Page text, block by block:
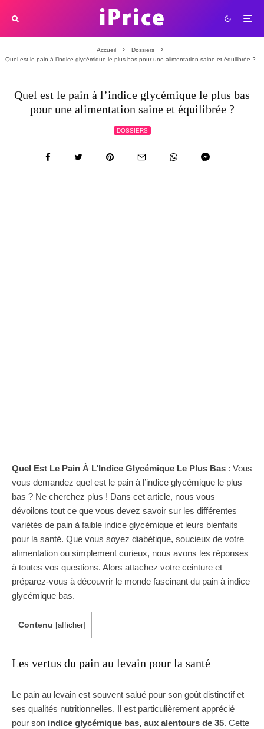
Accueil
Dossiers
Quel est le pain à l’indice glycémique le plus bas pour une alimentation saine et équilibrée ?
Quel est le pain à l’indice glycémique le plus bas
pour une alimentation saine et équilibrée ?
DOSSIERS
Quel Est Le Pain À L’Indice Glycémique Le Plus Bas : Vous
vous demandez quel est le pain à l’indice glycémique le plus
bas ? Ne cherchez plus ! Dans cet article, nous vous
dévoilons tout ce que vous devez savoir sur les différentes
variétés de pain à faible indice glycémique et leurs bienfaits
pour la santé. Que vous soyez diabétique, soucieux de votre
alimentation ou simplement curieux, nous avons les réponses
à toutes vos questions. Alors attachez votre ceinture et
préparez-vous à découvrir le monde fascinant du pain à indice
glycémique bas.
Contenu [afficher]
Les vertus du pain au levain pour la santé
Le pain au levain est souvent salué pour son goût distinctif et
ses qualités nutritionnelles. Il est particulièrement apprécié
pour son indice glycémique bas, aux alentours de 35. Cette